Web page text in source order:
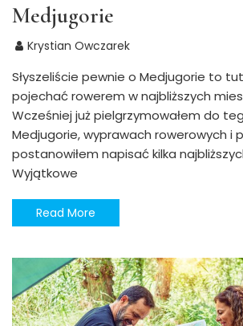
Medjugorie
Krystian Owczarek
Słyszeliście pewnie o Medjugorie to
pojechać rowerem w najbliższych
Wcześniej już pielgrzymowałem do
Medjugorie, wyprawach rowerowych i
postanowiłem napisać kilka
Wyjątkowe
Read More